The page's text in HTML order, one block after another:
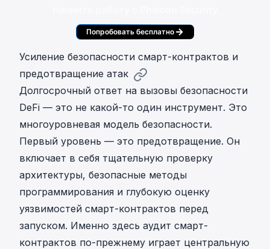
Попробовать бесплатно
Усиление безопасности смарт-контрактов и
предотвращение атак
Долгосрочный ответ на вызовы безопасности
DeFi — это не какой-то один инструмент. Это
многоуровневая модель безопасности.
Первый уровень — это предотвращение. Он
включает в себя тщательную проверку
архитектуры, безопасные методы
программирования и глубокую оценку
уязвимостей смарт-контрактов перед
запуском. Именно здесь аудит смарт-
контрактов по-прежнему играет центральную